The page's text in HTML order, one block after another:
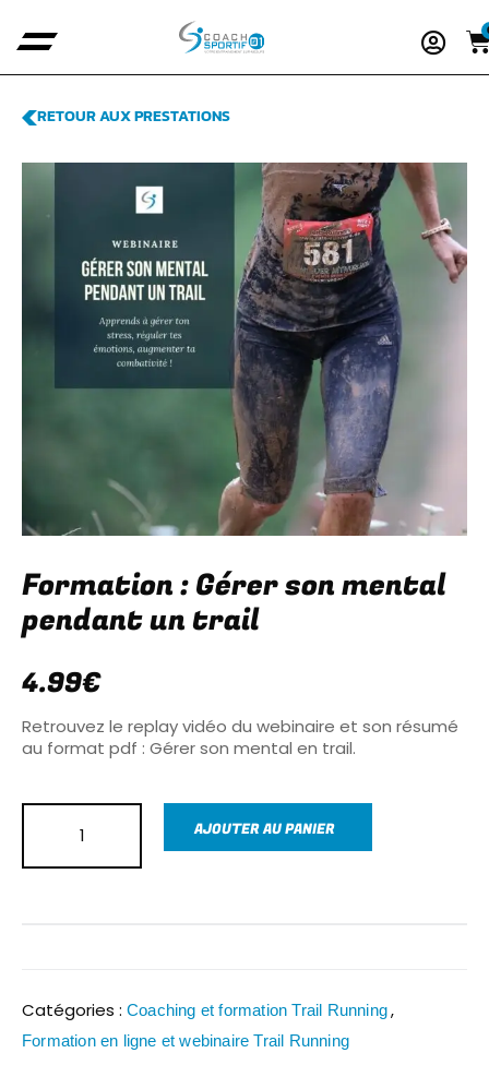
RETOUR AUX PRESTATIONS
Formation : Gérer son mental
pendant un trail
4.99€
Retrouvez le replay vidéo du webinaire et son résumé
au format pdf : Gérer son mental en trail.
AJOUTER AU PANIER
Catégories : Coaching et formation Trail Running,
Formation en ligne et webinaire Trail Running